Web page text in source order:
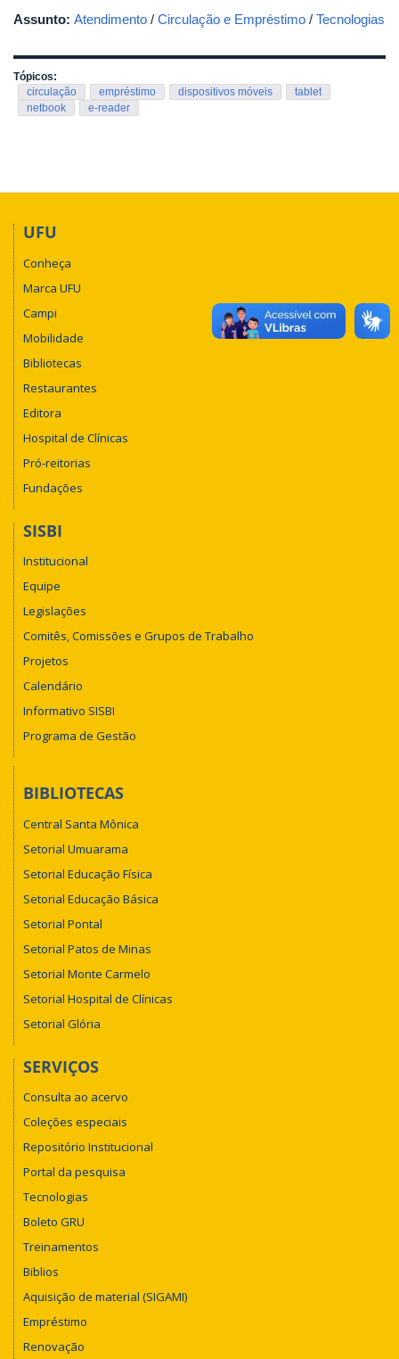
Assunto: Atendimento / Circulação e Empréstimo / Tecnologias
Tópicos:
circulação
empréstimo dispositivos móveis
tablet
netbook
e-reader
UFU
Conheça
Marca UFU
Campi
Mobilidade
Bibliotecas
Restaurantes
Editora
Hospital de Clínicas
Pró-reitorias
Fundações
SISBI
Institucional
Equipe
Legislações
Comitês, Comissões e Grupos de Trabalho
Projetos
Calendário
Informativo SISBI
Programa de Gestão
BIBLIOTECAS
Central Santa Mônica
Setorial Umuarama
Setorial Educação Física
Setorial Educação Básica
Setorial Pontal
Setorial Patos de Minas
Setorial Monte Carmelo
Setorial Hospital de Clínicas
Setorial Glória
SERVIÇOS
Consulta ao acervo
Coleções especiais
Repositório Institucional
Portal da pesquisa
Tecnologias
Boleto GRU
Treinamentos
Biblios
Aquisição de material (SIGAMI)
Empréstimo
Renovação